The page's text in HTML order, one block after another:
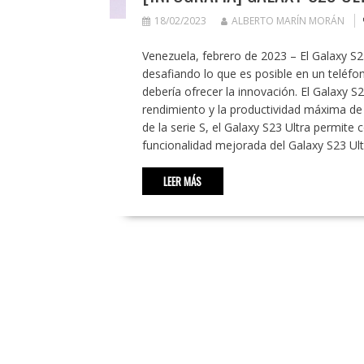
18/02/2023 ALBERTO MARÍN MORÁN
Venezuela, febrero de 2023 – El Galaxy
desafiando lo que es posible en un
debería ofrecer la innovación. El Galaxy
rendimiento y la productividad máxima
de la serie S, el Galaxy S23 Ultra
funcionalidad mejorada del Galaxy S23
LEER MÁS